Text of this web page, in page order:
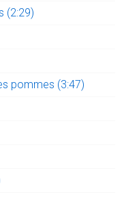
(2:29)
pommes (3:47)